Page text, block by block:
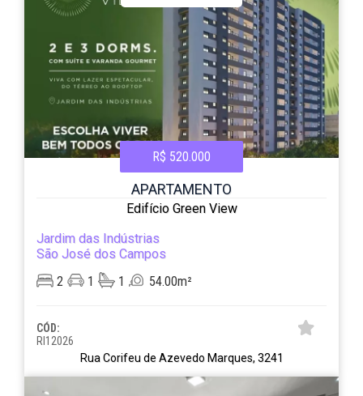
R$ 520.000
APARTAMENTO
Edifício Green View
Jardim das Indústrias
São José dos Campos
2
1 1 54.00m²
CÓD:
RI12026
Rua Corifeu de Azevedo Marques, 3241